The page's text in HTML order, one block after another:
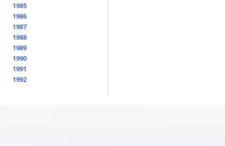
1985
1986
1987
1988
1989
1990
1991
1992